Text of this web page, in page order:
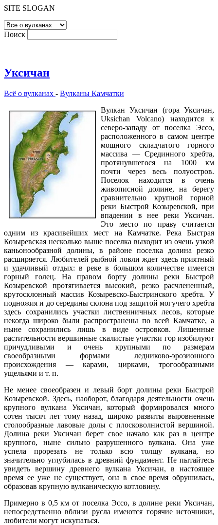
SITE SLOGAN
Поиск
Уксичан
Всё о вулканах - Вулканы Камчатки
Вулкан Уксичан (гора Уксичан,
Uksichan Volcano) находится к
северо-западу от поселка Эссо,
расположенного в самом центре
мощного складчатого горного
массива — Срединного хребта,
протянувшегося на 1000 км
почти через весь полуостров.
Поселок находится в очень
живописной долине, на берегу
сравнительно крупной горной
реки Быстрой Козыревской, при
впадении в нее реки Уксичан.
Это место по праву считается
одним из красивейших мест на Камчатке. Река Быстрая
Козыревская несколько выше поселка выходит из очень узкой
каньонообразной долины, в районе поселка долина резко
расширяется. Любителей рыбной ловли ждет здесь приятный
и удачливый отдых: в реке в большом количестве имеется
горный голец. На правом борту долины реки Быстрой
Козыревской протягивается высокий, резко расчлененный,
крутосклонный массив Козыревско-Быстринского хребта. У
подножия и до середины склона под защитой могучего хребта
здесь сохранились участки лиственничных лесов, которые
некогда широко были распространены по всей Камчатке, а
ныне сохранились лишь в виде островков. Лишенные
растительности вершинные скалистые участки гор изобилуют
причудливыми и очень крупными по размерам
своеобразными формами ледниково-эрозионного
происхождения — карами, цирками, трогообразными
ущельями и т. п.
Не менее своеобразен и левый борт долины реки Быстрой
Козыревской. Здесь, наоборот, благодаря деятельности очень
крупного вулкана Уксичан, который формировался много
сотен тысяч лет тому назад, широко развиты выровненные
столообразные лавовые долы с плосковолнистой вершиной.
Долина реки Уксичан берет свое начало как раз в центре
крупного, ныне сильно разрушенного вулкана. Она уже
успела прорезать не только всю толщу вулкана, но
значительно углубилась в древний фундамент. Не пытайтесь
увидеть вершину древнего вулкана Уксичан, в настоящее
время ее уже не существует, она в свое время обрушилась,
образовав крупную вулканическую котловину.
Примерно в 0,5 км от поселка Эссо, в долине реки Уксичан,
непосредственно вблизи русла имеются горячие источники,
любители могут искупаться.